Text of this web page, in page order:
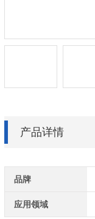
产品详情
品牌
应用领域